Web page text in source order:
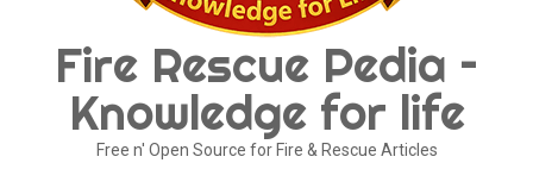
Fire Rescue Pedia –
Knowledge for life
Free n' Open Source for Fire & Rescue Articles